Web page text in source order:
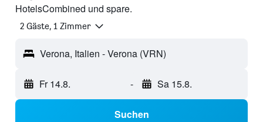
HotelsCombined und spare.
2 Gäste, 1 Zimmer
Verona, Italien - Verona (VRN)
Fr 14.8. - Sa 15.8.
Suchen